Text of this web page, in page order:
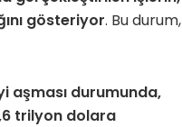
gösteriyor. Bu durum,
aşması durumunda,
trilyon dolara